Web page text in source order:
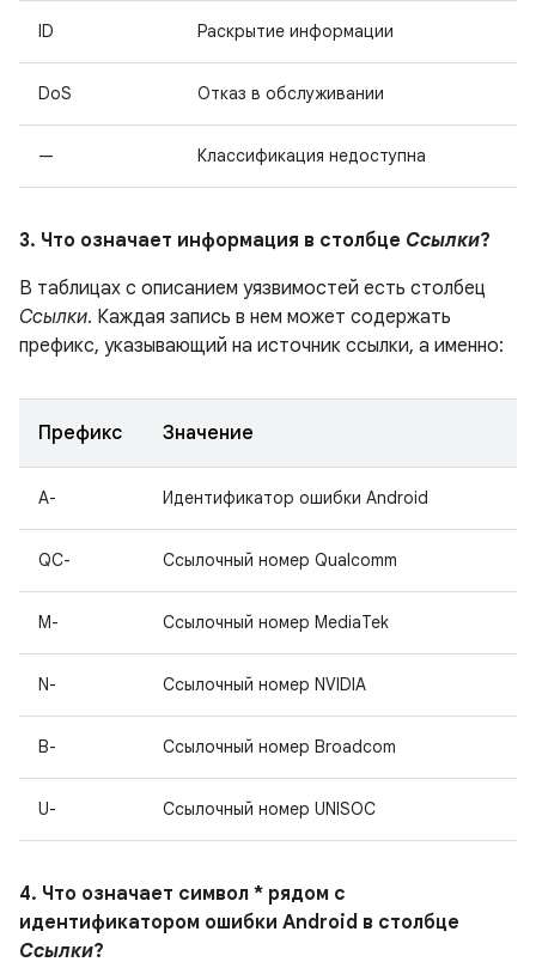
ID Раскрытие информации
DoS Отказ в обслуживании
— Классификация недоступна
3. Что означает информация в столбце Ссылки?
В таблицах с описанием уязвимостей есть столбец
Ссылки. Каждая запись в нем может содержать
префикс, указывающий на источник ссылки, а именно:
Префикс Значение
A- Идентификатор ошибки Android
QC- Ссылочный номер Qualcomm
M- Ссылочный номер MediaTek
N- Ссылочный номер NVIDIA
B- Ссылочный номер Broadcom
U- Ссылочный номер UNISOC
4. Что означает символ * рядом с
идентификатором ошибки Android в столбце
Ссылки?